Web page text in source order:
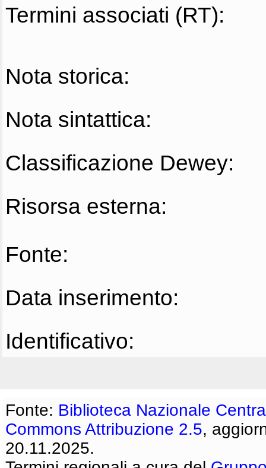
Termini associati (RT):
Nota storica:
Nota sintattica:
Classificazione Dewey:
Risorsa esterna:
Fonte:
Data inserimento:
Identificativo:
Fonte: Biblioteca Nazionale
Commons Attribuzione 2.5,
20.11.2025.